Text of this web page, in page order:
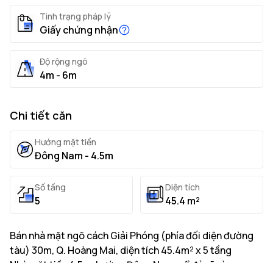
Tình trạng pháp lý
Giấy chứng nhận
Độ rộng ngõ
4m - 6m
Chi tiết căn
Hướng mặt tiền
Đông Nam - 4.5m
Số tầng
5
Diện tích
45.4 m²
Bán nhà mặt ngõ cách Giải Phóng (phía đối diện đường
tàu) 30m, Q. Hoàng Mai, diện tích 45.4m² x 5 tầng